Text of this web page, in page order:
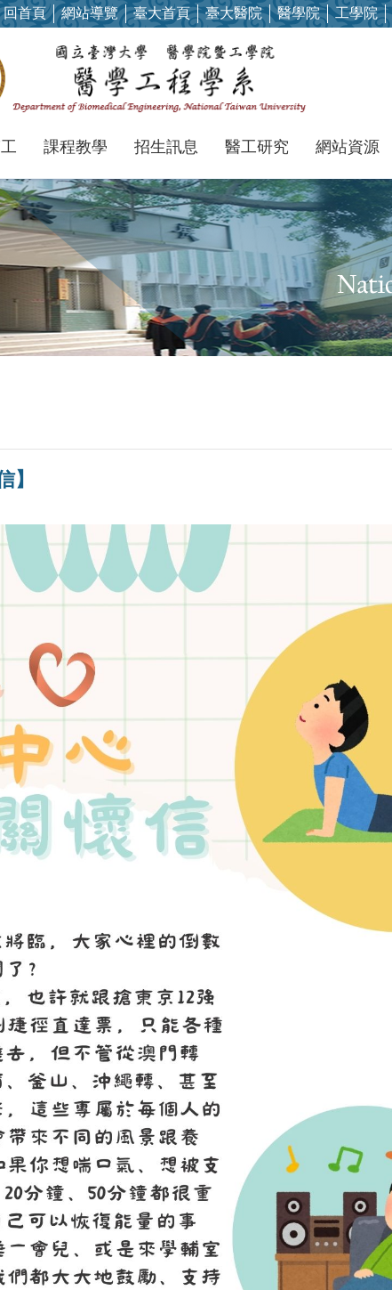
回首頁 網站導覽 臺大首頁 臺大醫院 醫學院 工學院
課程教學 招生訊息 醫工研究 網站資源
】